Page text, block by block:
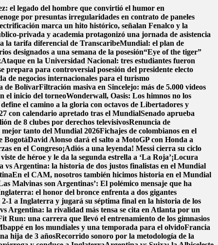
el legado del hombre que convirtió el humor en
por presuntas irregularidades en contrato de paneles
marca un hito histórico, señalan Fenalco y la
privada y academia protagonizó una jornada de asistencia
la tarifa diferencial de TranscaribeMundial: el plan de
designados a una semana de la posesión“Eye of the tiger”
Ataque en la Universidad Nacional: tres estudiantes fueron
prepara para controversial posesión del presidente electo
de negocios internacionales para el turismo
de BolívarFiltración masiva en Sincelejo: más de 5.000 videos
el inicio del torneoWonderwall, Oasis: Los himnos no los
el camino a la gloria con octavos de Libertadores y
con calendario apretado tras el MundialSenado aprueba
de 8 clubes por derechos televisivosRenuncia de
mejor tanto del Mundial 2026Fichajes de colombianos en el
BogotáDavid Alonso dará el salto a MotoGP con Honda a
en el Congreso¡Adiós a una leyenda! Messi cierra su ciclo
de héroe y le da la segunda estrella a ‘La Roja’¡Locura
vs Argentina: la historia de dos justos finalistas en el Mundial
En el CAM, nosotros también hicimos historia en el Mundial
Malvinas son Argentinas’: El polémico mensaje que ha
el honor del bronce enfrenta a dos gigantes
1 a Inglaterra y jugará su séptima final en la historia de los
Argentina: la rivalidad más tensa se cita en Atlanta por un
Run: una carrera que llevó el entrenamiento de los gimnasios
en los mundiales y una temporada para el olvidoFrancia
hija de 3 añosRecorrido sonoro por la metodología de la